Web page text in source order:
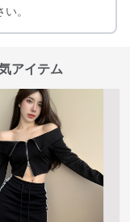
。
アイテム